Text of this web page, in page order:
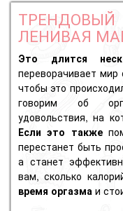
ЛЕНИВАЯ
Это длится
переворачивает мир
чтобы это
говорим об
удовольствия, на
Если это также
перестанет быть
а станет
вам, сколько
время оргазма и